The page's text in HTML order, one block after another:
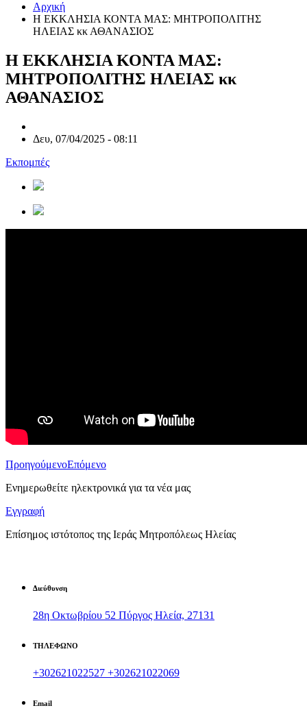
Αρχική
Η ΕΚΚΛΗΣΙΑ ΚΟΝΤΑ ΜΑΣ: ΜΗΤΡΟΠΟΛΙΤΗΣ
ΗΛΕΙΑΣ κκ ΑΘΑΝΑΣΙΟΣ
Η ΕΚΚΛΗΣΙΑ ΚΟΝΤΑ ΜΑΣ:
ΜΗΤΡΟΠΟΛΙΤΗΣ ΗΛΕΙΑΣ κκ
ΑΘΑΝΑΣΙΟΣ
Δευ, 07/04/2025 - 08:11
Εκπομπές
ΠροηγούμενοΕπόμενο
Ενημερωθείτε ηλεκτρονικά για τα νέα μας
Εγγραφή
Επίσημος ιστότοπος της Ιεράς Μητροπόλεως Ηλείας
Διεύθυνση
28η Οκτωβρίου 52 Πύργος Ηλεία, 27131
ΤΗΛΕΦΩΝΟ
+302621022527 +302621022069
Email